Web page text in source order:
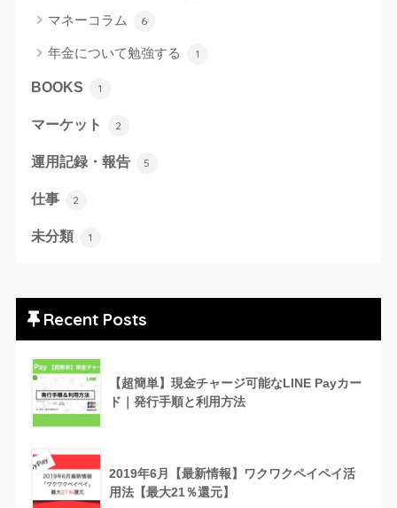
マネーコラム 6
年金について勉強する 1
BOOKS 1
マーケット 2
運用記録・報告 5
仕事 2
未分類 1
Recent Posts
【超簡単】現金チャージ可能なLINE Payカー
ド｜発行手順と利用方法
2019年6月【最新情報】ワクワクペイペイ活
用法【最大21％還元】